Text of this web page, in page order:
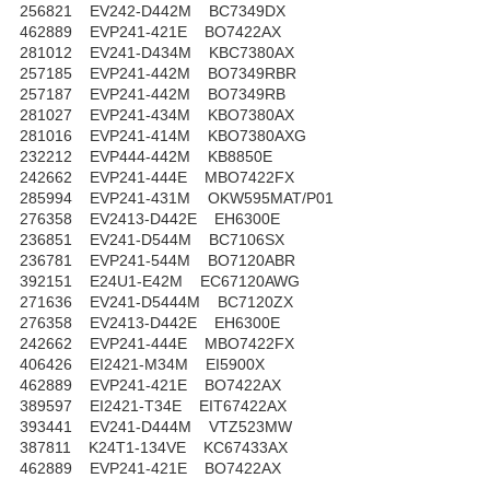
256821 EV242-D442M BC7349DX
462889 EVP241-421E BO7422AX
281012 EV241-D434M KBC7380AX
257185 EVP241-442M BO7349RBR
257187 EVP241-442M BO7349RB
281027 EVP241-434M KBO7380AX
281016 EVP241-414M KBO7380AXG
232212 EVP444-442M KB8850E
242662 EVP241-444E MBO7422FX
285994 EVP241-431M OKW595MAT/P01
276358 EV2413-D442E EH6300E
236851 EV241-D544M BC7106SX
236781 EVP241-544M BO7120ABR
392151 E24U1-E42M EC67120AWG
271636 EV241-D5444M BC7120ZX
276358 EV2413-D442E EH6300E
242662 EVP241-444E MBO7422FX
406426 EI2421-M34M EI5900X
462889 EVP241-421E BO7422AX
389597 EI2421-T34E EIT67422AX
393441 EV241-D444M VTZ523MW
387811 K24T1-134VE KC67433AX
462889 EVP241-421E BO7422AX